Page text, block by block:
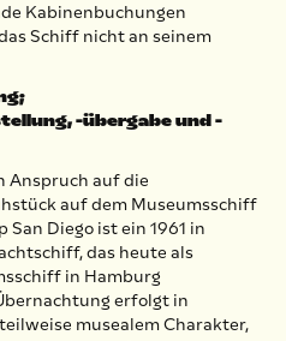
Kabinenbuchungen
Schiff nicht an seinem
-übergabe und -
Anspruch auf die
auf dem Museumsschiff
San Diego ist ein 1961 in
das heute als
in Hamburg
erfolgt in
musealem Charakter,